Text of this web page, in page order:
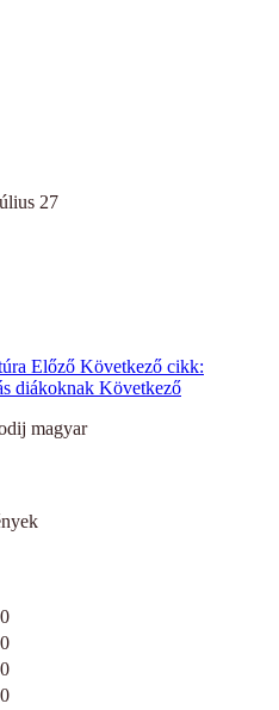
27
Előző Következő cikk:
diákoknak Következő